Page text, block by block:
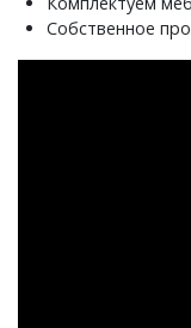
Собственное